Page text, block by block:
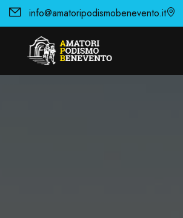
info@amatoripodismobenevento.it